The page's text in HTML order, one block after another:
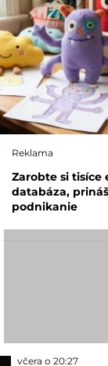
Reklama
Zarobte si tisíce
databáza,
podnikanie
včera o 20:27